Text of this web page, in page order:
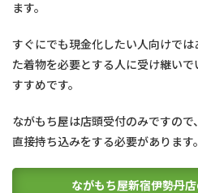
ます。
すぐにでも現金化したい人向けで
た着物を必要とする人に受け継い
すすめです。
ながもち屋は店頭受付のみですの
直接持ち込みをする必要があります。
ながもち屋新宿伊勢丹